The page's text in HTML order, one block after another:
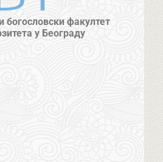
богословски факултет
у Београду